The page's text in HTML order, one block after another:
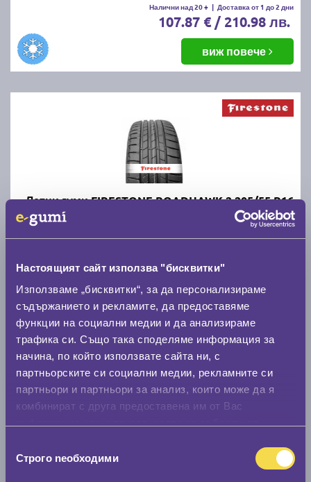
Настоящият сайт използва "бисквитки"
Използваме „бисквитки“, за да персонализираме
съдържанието и рекламите, да предоставяме
функции на социални медии и да анализираме
трафика си. Също така споделяме информация за
начина, по който използвате сайта ни, с
партньорските си социални медии, рекламните си
партньори и партньори за анализ, които може да я
комбинират с друга предоставена им от Вас
наСтрого nеобходими
Налични над 20 + | Доставка от 1 до 2 дни
107.87 € / 210.98 лв.
виж повече
Летни гуми FIRESTONE ROADHAWK 2 205/55 R16
C A 71
Налични над 20 + | Доставка от 1 до 2 дни
виж повече
Летни гуми DEBICA PRESTO HP2 205/55 R16